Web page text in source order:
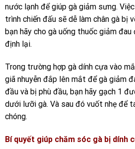
nước lạnh để giúp gà giảm sưng.
trình chiến đấu sẽ dễ làm chân gà bị
bạn hãy cho gà uống thuốc giảm
định lại.
Trong trường hợp gà dính cựa vào
giã nhuyễn đắp lên mắt để gà giảm
đầu và bị phù đầu, bạn hãy gạch 1
dưới lưỡi gà. Và sau đó vuốt nhẹ để
chóng.
Bí quyết giúp chăm sóc gà bị dính